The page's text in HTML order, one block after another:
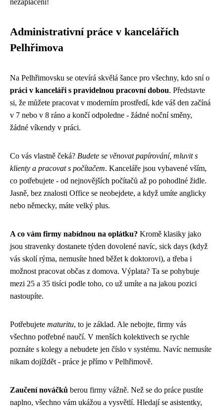
nezaplacení!
Administrativní práce v kancelářích
Pelhřimova
Na Pelhřimovsku se otevírá skvělá šance pro všechny, kdo sní o
práci v kanceláři s pravidelnou pracovní dobou. Představte
si, že můžete pracovat v moderním prostředí, kde váš den začíná
v 7 nebo v 8 ráno a končí odpoledne - žádné noční směny,
žádné víkendy v práci.
Co vás vlastně čeká? Budete se věnovat papírování, mluvit s
klienty a pracovat s počítačem. Kanceláře jsou vybavené vším,
co potřebujete - od nejnovějších počítačů až po pohodlné židle.
Jasně, bez znalosti Office se neobejdete, a když umíte anglicky
nebo německy, máte velký plus.
A co vám firmy nabídnou na oplátku? Kromě klasiky jako
jsou stravenky dostanete týden dovolené navíc, sick days (když
vás skolí rýma, nemusíte hned běžet k doktorovi), a třeba i
možnost pracovat občas z domova. Výplata? Ta se pohybuje
mezi 25 a 35 tisíci podle toho, co už umíte a na jakou pozici
nastoupíte.
Potřebujete maturitu, to je základ. Ale nebojte, firmy vás
všechno potřebné naučí. V menších kolektivech se rychle
poznáte s kolegy a nebudete jen číslo v systému. Navíc nemusíte
nikam dojíždět - práce je přímo v Pelhřimově.
Zaučení nováčků berou firmy vážně. Než se do práce pustíte
naplno, všechno vám ukážou a vysvětlí. Hledají se asistentky,